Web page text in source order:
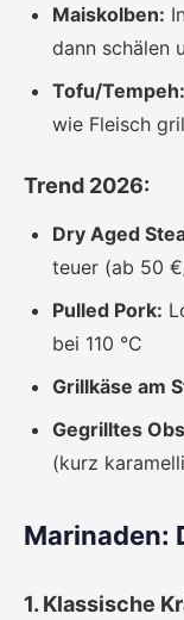
Maiskolben:
dann schälen
Tofu/Tempeh:
wie Fleisch
Trend 2026:
Dry Aged
teuer (ab 50
Pulled Pork:
bei 110 °C
Grillkäse am
Gegrilltes
(kurz
Marinaden:
1. Klassische